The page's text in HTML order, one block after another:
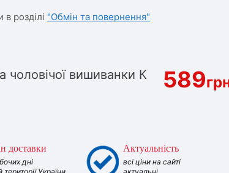
розділі "Обмін та повернення"
чоловічої вишиванки К
589
доставки
дні
Актуальність
всі ціни на сайті